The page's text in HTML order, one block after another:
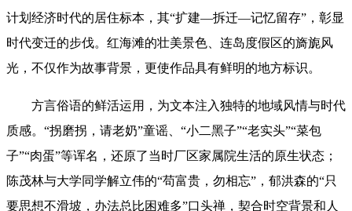
计划经济时代的居住标本，其“扩建—拆迁—记忆留存”，彰显
时代变迁的步伐。红海滩的壮美景色、连岛度假区的旖旎风
光 ，不仅作为故事背景，更使作品具有鲜明的地方标识。
方言俗语的鲜活运用，为文本注入独特的地域风情与时代
质感。“拐磨拐，请老奶”童谣、“小二黑子”“老实头”“菜包
子”“肉蛋”等诨名，还原了当时厂区家属院生活的原生状态；
陈茂林与大学同学解立伟的“苟富贵，勿相忘”，郁洪森的“只
要思想不滑坡，办法总比困难多”口头禅，契合时空背景和人